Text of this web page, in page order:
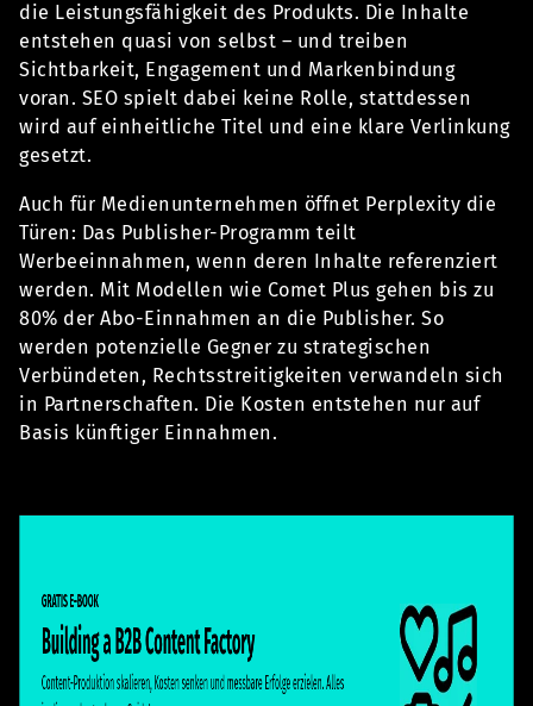
die Leistungsfähigkeit des Produkts. Die Inhalte
entstehen quasi von selbst – und treiben
Sichtbarkeit, Engagement und Markenbindung
voran. SEO spielt dabei keine Rolle, stattdessen
wird auf einheitliche Titel und eine klare Verlinkung
gesetzt.
Auch für Medienunternehmen öffnet Perplexity die
Türen: Das Publisher-Programm teilt
Werbeeinnahmen, wenn deren Inhalte referenziert
werden. Mit Modellen wie Comet Plus gehen bis zu
80% der Abo-Einnahmen an die Publisher. So
werden potenzielle Gegner zu strategischen
Verbündeten, Rechtsstreitigkeiten verwandeln sich
in Partnerschaften. Die Kosten entstehen nur auf
Basis künftiger Einnahmen.